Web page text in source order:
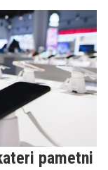
če jih
ovitek za
načinov!
pametni